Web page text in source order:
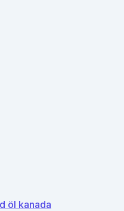
öl kanada